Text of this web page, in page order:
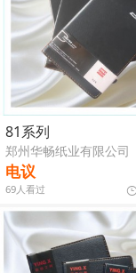
81系列
郑州华畅纸业有限公司
电议
69人看过